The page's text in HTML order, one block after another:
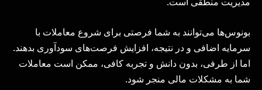
بونوس‌ها می‌توانند به شما فرصتی برای شروع معاملات با
سرمایه اضافی و در نتیجه، افزایش فرصت‌های سودآوری بدهند.
اما از طرفی، بدون دانش و تجربه کافی، ممکن است معاملات
شما به مشکلات مالی منجر شود.